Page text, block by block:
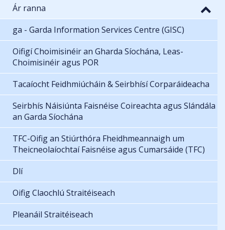
Ár ranna
ga - Garda Information Services Centre (GISC)
Oifigí Choimisinéir an Gharda Síochána, Leas-
Choimisinéir agus POR
Tacaíocht Feidhmiúcháin & Seirbhísí Corparáideacha
Seirbhís Náisiúnta Faisnéise Coireachta agus Slándála
an Garda Síochána
TFC-Oifig an Stiúrthóra Fheidhmeannaigh um
Theicneolaíochtaí Faisnéise agus Cumarsáide (TFC)
Dlí
Oifig Claochlú Straitéiseach
Pleanáil Straitéiseach